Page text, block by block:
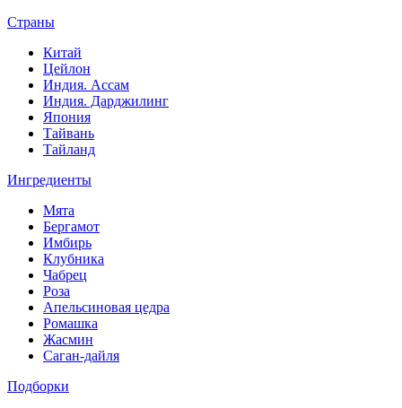
Страны
Китай
Цейлон
Индия. Ассам
Индия. Дарджилинг
Япония
Тайвань
Тайланд
Ингредиенты
Мята
Бергамот
Имбирь
Клубника
Чабрец
Роза
Апельсиновая цедра
Ромашка
Жасмин
Саган-дайля
Подборки